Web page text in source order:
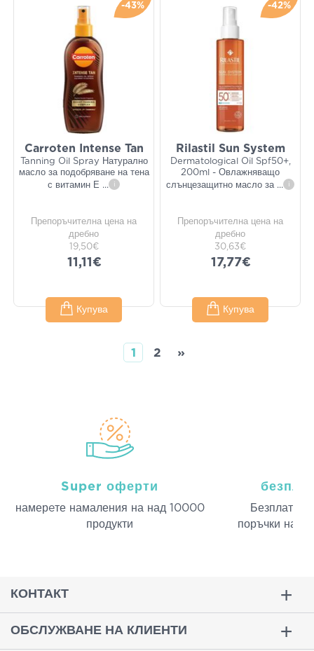
-43%
Carroten Intense Tan
Tanning Oil Spray Натурално
масло за подобряване на тена
с витамин Е ... i
Препоръчителна цена на
дребно
19,50€
11,11€
Купува
-42%
Rilastil Sun System
Dermatological Oil Spf50+,
200ml - Овлажняващо
слънцезащитно масло за ... i
Препоръчителна цена на
дребно
30,63€
17,77€
Купува
1 2 »
Super оферти
намерeте намаления на над 10000
продукти
Безплатна
поръчки над
КОНТАКТ
ОБСЛУЖВАНЕ НА КЛИЕНТИ